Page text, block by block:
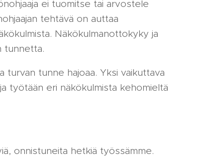
ei tuomitse tai arvostele
tehtävä on auttaa
Näkökulmanottokyky ja
tunnetta.
turvan tunne hajoaa. Yksi vaikuttava
työtään eri näkökulmista kehomieltä
onnistuneita hetkiä työssämme.